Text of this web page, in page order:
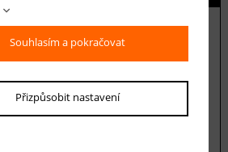
Souhlasím a pokračovat
Přizpůsobit nastavení